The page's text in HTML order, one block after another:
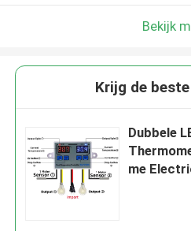
Bekijk
Krijg de
Dubbele
me